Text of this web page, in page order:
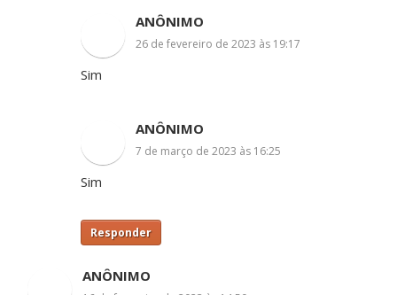
ANÔNIMO
26 de fevereiro de 2023 às 19:17
Sim
ANÔNIMO
7 de março de 2023 às 16:25
Sim
Responder
ANÔNIMO